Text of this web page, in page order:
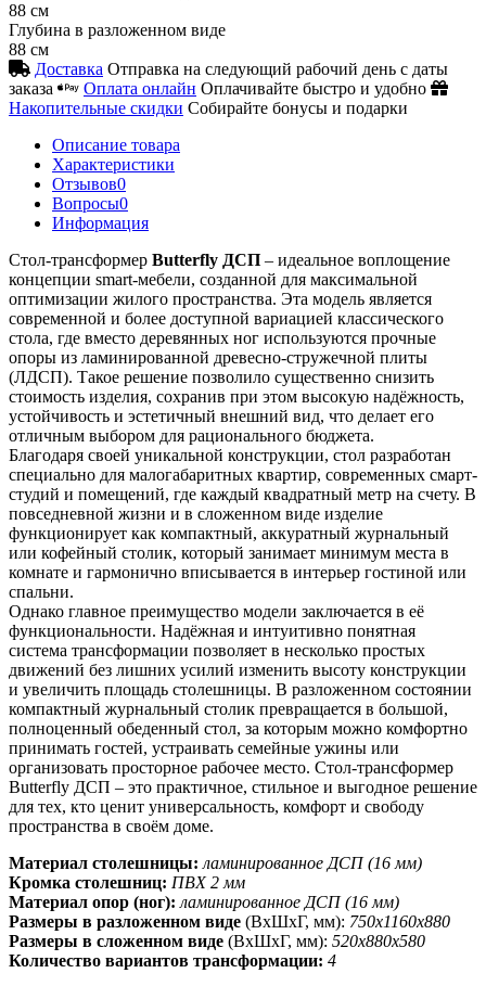
88 см
Глубина в разложенном виде
88 см
Доставка Отправка на следующий рабочий день с даты
заказа
Оплата онлайн Оплачивайте быстро и удобно
Накопительные скидки Собирайте бонусы и подарки
Описание товара
Характеристики
Отзывов0
Вопросы0
Информация
Стол-трансформер Butterfly ДСП – идеальное воплощение
концепции smart-мебели, созданной для максимальной
оптимизации жилого пространства. Эта модель является
современной и более доступной вариацией классического
стола, где вместо деревянных ног используются прочные
опоры из ламинированной древесно-стружечной плиты
(ЛДСП). Такое решение позволило существенно снизить
стоимость изделия, сохранив при этом высокую надёжность,
устойчивость и эстетичный внешний вид, что делает его
отличным выбором для рационального бюджета.
Благодаря своей уникальной конструкции, стол разработан
специально для малогабаритных квартир, современных смарт-
студий и помещений, где каждый квадратный метр на счету. В
повседневной жизни и в сложенном виде изделие
функционирует как компактный, аккуратный журнальный
или кофейный столик, который занимает минимум места в
комнате и гармонично вписывается в интерьер гостиной или
спальни.
Однако главное преимущество модели заключается в её
функциональности. Надёжная и интуитивно понятная
система трансформации позволяет в несколько простых
движений без лишних усилий изменить высоту конструкции
и увеличить площадь столешницы. В разложенном состоянии
компактный журнальный столик превращается в большой,
полноценный обеденный стол, за которым можно комфортно
принимать гостей, устраивать семейные ужины или
организовать просторное рабочее место. Стол-трансформер
Butterfly ДСП – это практичное, стильное и выгодное решение
для тех, кто ценит универсальность, комфорт и свободу
пространства в своём доме.
Материал столешницы: ламинированное ДСП (16 мм)
Кромка столешниц: ПВХ 2 мм
Материал опор (ног): ламинированное ДСП (16 мм)
Размеры в разложенном виде (ВхШхГ, мм): 750х1160х880
Размеры в сложенном виде (ВхШхГ, мм): 520х880х580
Количество вариантов трансформации: 4